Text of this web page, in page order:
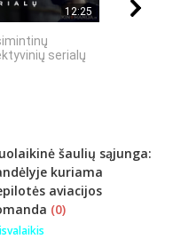
12:25
serialų
šaulių sąjunga:
kuriama
aviacijos
(0)